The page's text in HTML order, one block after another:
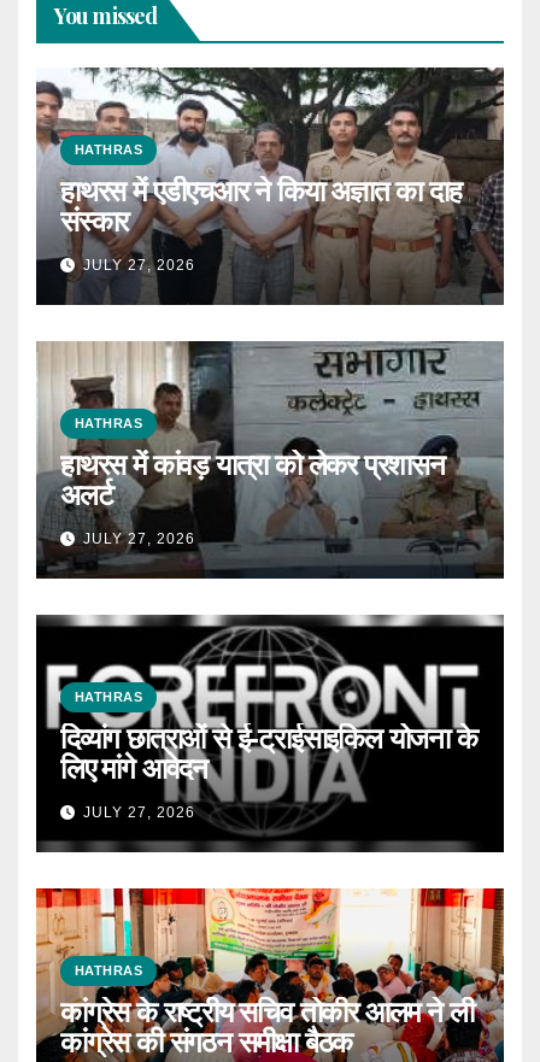
You missed
HATHRAS
हाथरस में एडीएचआर ने किया अज्ञात का दाह
संस्कार
JULY 27, 2026
HATHRAS
हाथरस में कांवड़ यात्रा को लेकर प्रशासन
अलर्ट
JULY 27, 2026
HATHRAS
दिव्यांग छात्राओं से ई-ट्राईसाइकिल योजना के
लिए मांगे आवेदन
JULY 27, 2026
HATHRAS
कांग्रेस के राष्ट्रीय सचिव तोकीर आलम ने ली
कांग्रेस की संगठन समीक्षा बैठक